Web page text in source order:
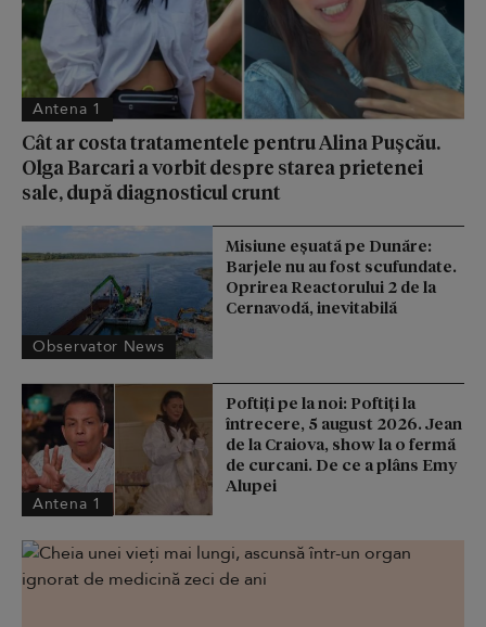
Antena 1
Cât ar costa tratamentele pentru Alina Pușcău.
Olga Barcari a vorbit despre starea prietenei
sale, după diagnosticul crunt
Observator News
Misiune eșuată pe Dunăre:
Barjele nu au fost scufundate.
Oprirea Reactorului 2 de la
Cernavodă, inevitabilă
Antena 1
Poftiți pe la noi: Poftiți la
întrecere, 5 august 2026. Jean
de la Craiova, show la o fermă
de curcani. De ce a plâns Emy
Alupei